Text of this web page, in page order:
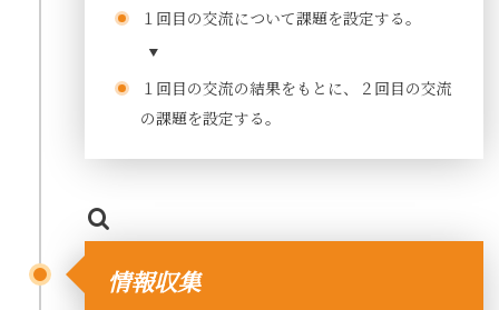
１回目の交流について課題を設定する。
１回目の交流の結果をもとに、２回目の交流
の課題を設定する。
情報収集